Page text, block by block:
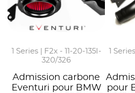
1 Series | F2x - 11-20-135I-
320/326
Admission carbone
Eventuri pour BMW
1
pour